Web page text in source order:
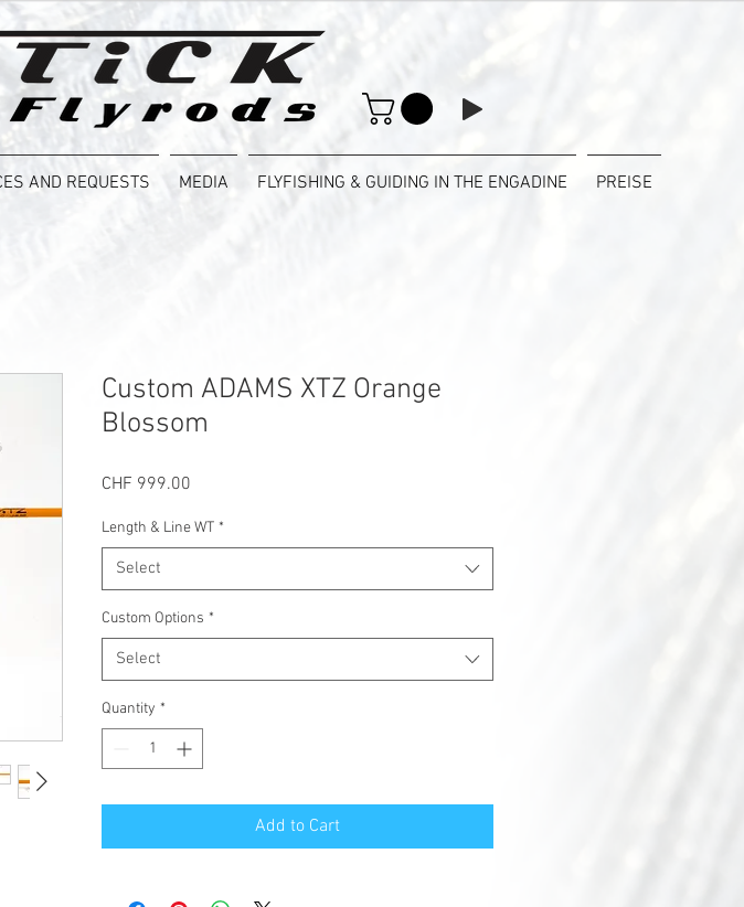
AND REQUESTS MEDIA FLYFISHING & GUIDING IN THE ENGADINE PREISE
Custom ADAMS XTZ Orange
Blossom
CHF 999.00
Length & Line WT *
Select
Custom Options *
Select
Quantity *
Add to Cart